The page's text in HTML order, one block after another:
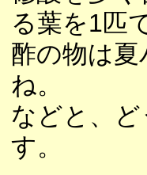
る葉を1匹
酢の物は
ね。
などと、
す。